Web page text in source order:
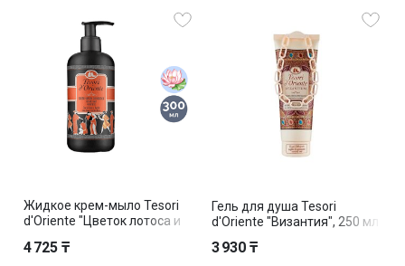
Жидкое крем-мыло Tesori
d'Oriente "Цветок лотоса и
мл
4 725 ₸
Гель для душа Tesori
d'Oriente "Византия", 250 мл
3 930 ₸